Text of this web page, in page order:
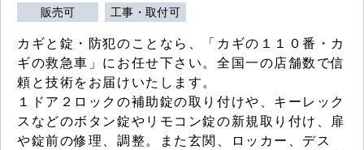
販売可 工事・取付可
カギと錠・防犯のことなら、「カギの１１０番・カ
ギの救急車」にお任せ下さい。全国一の店舗数で信
頼と技術をお届けいたします。
１ドア２ロックの補助錠の取り付けや、キーレック
スなどのボタン錠やリモコン錠の新規取り付け、扉
や錠前の修理、調整。また玄関、ロッカー、デス